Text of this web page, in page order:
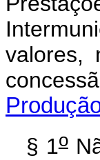
valores,
§ 1o